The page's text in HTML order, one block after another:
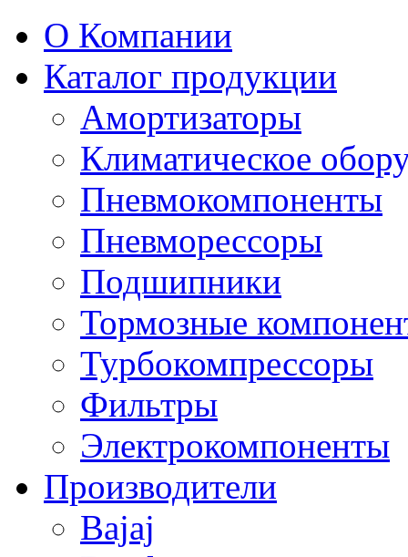
О Компании
Каталог продукции
Амортизаторы
Климатическое
Пневмокомпоненты
Пневморессоры
Подшипники
Тормозные
Турбокомпрессоры
Фильтры
Электрокомпоненты
Производители
Bajaj